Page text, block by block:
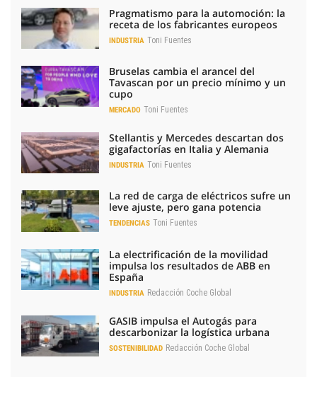
Pragmatismo para la automoción: la
receta de los fabricantes europeos
INDUSTRIA Toni Fuentes
Bruselas cambia el arancel del
Tavascan por un precio mínimo y un
cupo
MERCADO Toni Fuentes
Stellantis y Mercedes descartan dos
gigafactorías en Italia y Alemania
INDUSTRIA Toni Fuentes
La red de carga de eléctricos sufre un
leve ajuste, pero gana potencia
TENDENCIAS Toni Fuentes
La electrificación de la movilidad
impulsa los resultados de ABB en
España
INDUSTRIA Redacción Coche Global
GASIB impulsa el Autogás para
descarbonizar la logística urbana
SOSTENIBILIDAD Redacción Coche Global